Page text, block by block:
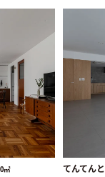
㎡ てんてんと